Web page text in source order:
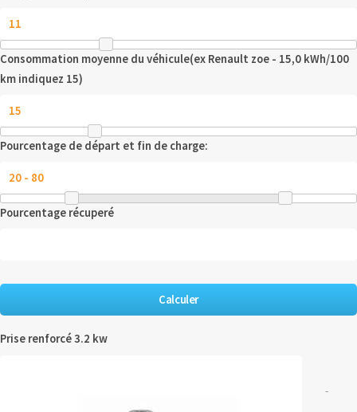
Consommation moyenne du véhicule(ex Renault zoe - 15,0 kWh/100
km indiquez 15)
Pourcentage de départ et fin de charge:
Pourcentage récuperé
Prise renforcé 3.2 kw
-